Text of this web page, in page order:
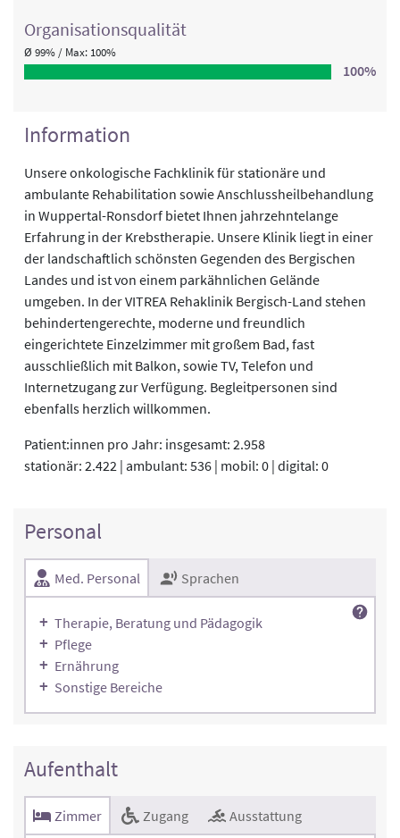
Organisations­qualität
Ø 99% / Max: 100%
100%
Information
Unsere onkologische Fachklinik für stationäre und
ambulante Rehabilitation sowie Anschlussheilbehandlung
in Wuppertal-Ronsdorf bietet Ihnen jahrzehntelange
Erfahrung in der Krebstherapie. Unsere Klinik liegt in einer
der landschaftlich schönsten Gegenden des Bergischen
Landes und ist von einem parkähnlichen Gelände
umgeben. In der VITREA Rehaklinik Bergisch-Land stehen
behindertengerechte, moderne und freundlich
eingerichtete Einzelzimmer mit großem Bad, fast
ausschließlich mit Balkon, sowie TV, Telefon und
Internetzugang zur Verfügung. Begleitpersonen sind
ebenfalls herzlich willkommen.
Patient:innen pro Jahr: insgesamt: 2.958
stationär: 2.422 | ambulant: 536 | mobil: 0 | digital: 0
Personal
Med. Personal Sprachen
Therapie, Beratung und Pädagogik
Pflege
Ernährung
Sonstige Bereiche
Aufenthalt
Zimmer Zugang Ausstattung